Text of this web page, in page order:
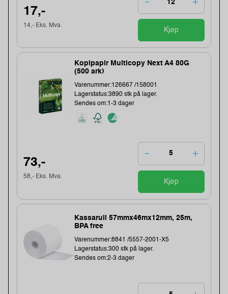
17,-
14,- Eks. Mva.
Kjøp
Kopipapir Multicopy Next A4 80G
(500 ark)
Varenummer:126667 /158001
Lagerstatus:3890 stk på lager.
Sendes om:1-3 dager
73,-
58,- Eks. Mva.
Kjøp
Kassarull 57mmx46mx12mm, 25m,
BPA free
Varenummer:8841 /5557-2001-X5
Lagerstatus:300 stk på lager.
Sendes om:2-3 dager